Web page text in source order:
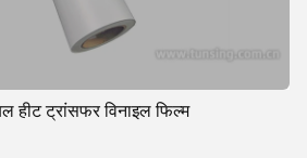
हीट ट्रांसफर विनाइल फिल्म